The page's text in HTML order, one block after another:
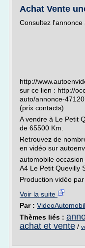
Achat Vente
Consultez l'annonce
http://
sur ce lien : http://
auto/annonce-
(prix contacts).
A vendre à Le Petit
de 65500 Km.
Retrouvez de
en vidéo sur
automobile
A4 Le Petit Quevilly
Production vidéo par
Voir la suite
Par :
Thèmes liés :
achat et vente /